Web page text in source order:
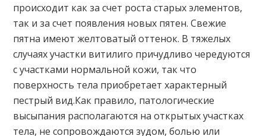
происходит как за счет роста старых элементов,
так и за счет появления новых пятен. Свежие
пятна имеют желтоватый оттенок. В тяжелых
случаях участки витилиго причудливо чередуются
с участками нормальной кожи, так что
поверхность тела приобретает характерный
пестрый вид.Как правило, патологические
высыпания располагаются на открытых участках
тела, не сопровождаются зудом, болью или